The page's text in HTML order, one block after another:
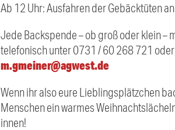
Ab 12 Uhr: Ausfahren der Gebäcktüten
Jede Backspende – ob groß oder klein –
telefonisch unter 0731 / 60 268 721
m.gmeiner@agwest.de
Wenn ihr also eure Lieblingsplätzchen
Menschen ein warmes
innen!